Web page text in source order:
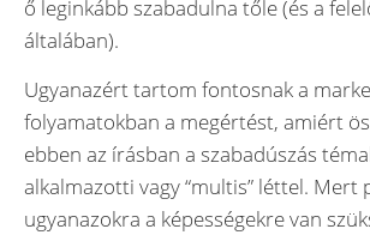
ő leginkább szabadulna tőle (és a
általában).
Ugyanazért tartom fontosnak a
folyamatokban a megértést, amiért
ebben az írásban a szabadúszás
alkalmazotti vagy “multis” léttel. Mert
ugyanazokra a képességekre van